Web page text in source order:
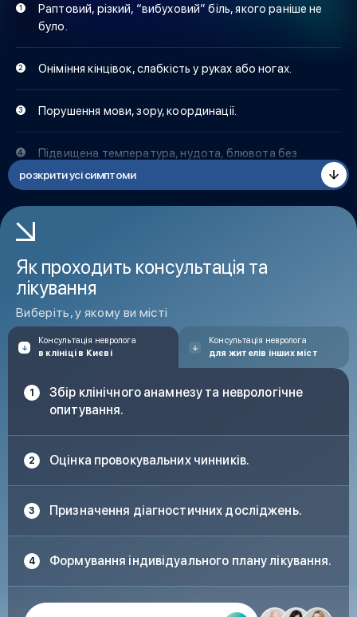
Раптовий, різкий, “вибуховий” біль, якого раніше не
було.
Оніміння кінцівок, слабкість у руках або ногах.
Порушення мови, зору, координації.
Підвищена температура, нудота, блювота без
полегшення.
Зміна свідомості, сплутаність думок, непритомність.
розкрити усі симптоми
Як проходить консультація та
лікування
Виберіть, у якому ви місті
Консультація невролога
в клініці в Києві
Консультація невролога
для жителів інших міст
Збір клінічного анамнезу та неврологічне
опитування.
Оцінка провокувальних чинників.
Призначення діагностичних досліджень.
Формування індивідуального плану лікування.